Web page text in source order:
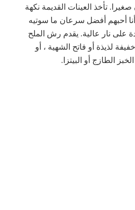
تأخذ العينات القديمة نكهة
أحبهم أفضل سرعان ما سوتيه
على نار عالية. يقدم رش الملح
لذيذة أو فاتح الشهية ، أو
الطازج أو البيتزا.